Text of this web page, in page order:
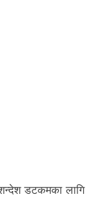
शन्देश डटकमका लागि